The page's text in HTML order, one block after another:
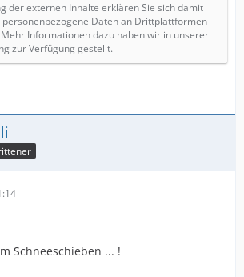
der externen Inhalte erklären Sie sich damit
Daten an Drittplattformen
Informationen dazu haben wir in unserer
zur Verfügung gestellt.
Schneeschieben ... !